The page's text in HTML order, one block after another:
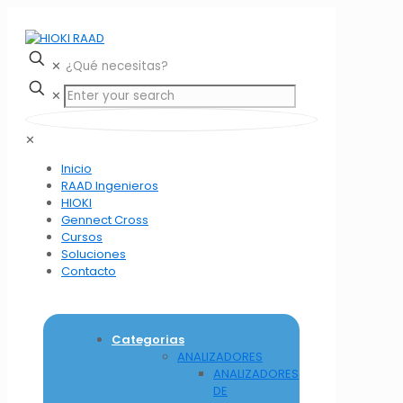
✕
✕
✕
Inicio
RAAD Ingenieros
HIOKI
Gennect Cross
Cursos
Soluciones
Contacto
Categorias
ANALIZADORES
ANALIZADORES
DE